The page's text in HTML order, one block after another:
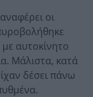
οι
αυτοκίνητο
Μάλιστα, κατά
δέσει πάνω